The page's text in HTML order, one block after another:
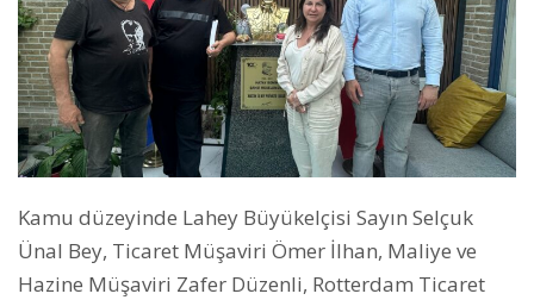
Kamu düzeyinde Lahey Büyükelçisi Sayın Selçuk
Ünal Bey, Ticaret Müşaviri Ömer İlhan, Maliye ve
Hazine Müşaviri Zafer Düzenli, Rotterdam Ticaret